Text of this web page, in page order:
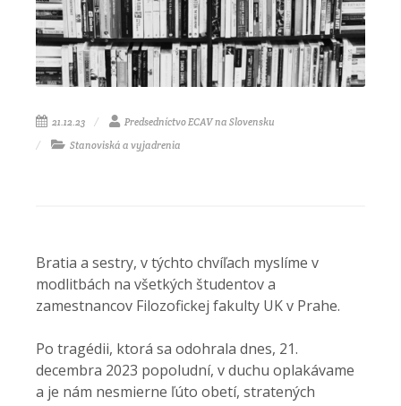
21.12.23
Predsedníctvo ECAV na Slovensku
Stanoviská a vyjadrenia
Bratia a sestry, v týchto chvíľach myslíme v
modlitbách na všetkých študentov a
zamestnancov Filozofickej fakulty UK v Prahe.
Po tragédii, ktorá sa odohrala dnes, 21.
decembra 2023 popoludní, v duchu oplakávame
a je nám nesmierne ľúto obetí, stratených